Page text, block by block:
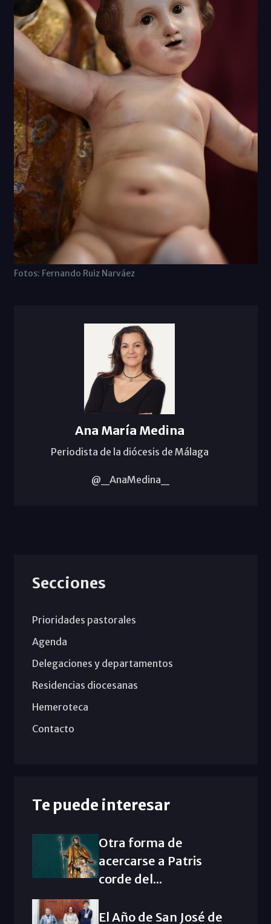
Fotos: Fernando Ruiz Narváez
Ana María Medina
Periodista de la diócesis de Málaga
@_AnaMedina_
Secciones
Prioridades pastorales
Agenda
Delegaciones y departamentos
Residencias diocesanas
Hemeroteca
Contacto
Te puede interesar
Otra forma de
acercarse a Patris
corde del...
El Año de San José de